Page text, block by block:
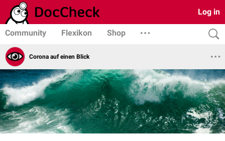
Log in
Community Flexikon Shop
Corona auf einen Blick